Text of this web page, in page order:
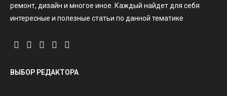
ремонт, дизайн и многое иное. Каждый найдет для себя
интересные и полезные статьи по данной тематике
ВЫБОР РЕДАКТОРА